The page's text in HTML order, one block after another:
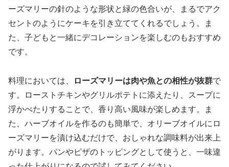
ーズマリーの針のような形状と緑の色合いが、まるでアク
セントのようにケーキを引き立ててくれるでしょう。ま
た、子どもと一緒にデコレーションを楽しむのもおすすめ
です。
料理においては、 ローズマリーは肉や魚との相性が抜群で
す。ローストチキンやグリルポテトに添えたり、スープに
浮かべたりすることで、香り高い風味が楽しめます。ま
た、ハーブオイルを作るのも簡単で、オリーブオイルにロ
ーズマリーを漬け込むだけで、おしゃれな調味料が出来上
がります。パンやピザのトッピングとして使うと、一味違